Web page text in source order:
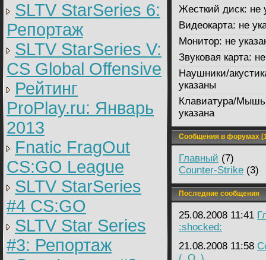
SLTV StarSeries 6:
Репортаж
SLTV StarSeries V:
CS Global Offensive
Рейтинг
ProPlay.ru: Январь
2013
Fnatic FragOut
CS:GO League
SLTV StarSeries
#4 CS:GO
SLTV Star Series
#3: Репортаж
Жесткий диск: не
Видеокарта: не
Монитор: не
Звуковая карта:
Наушники/
указаны
Клавиатура/
указана
Сообщения в форумах
Главный (7)
Counter-Strike (3)
Последние сообщения
25.08.2008 11:41
:shocked:
21.08.2008 11:58